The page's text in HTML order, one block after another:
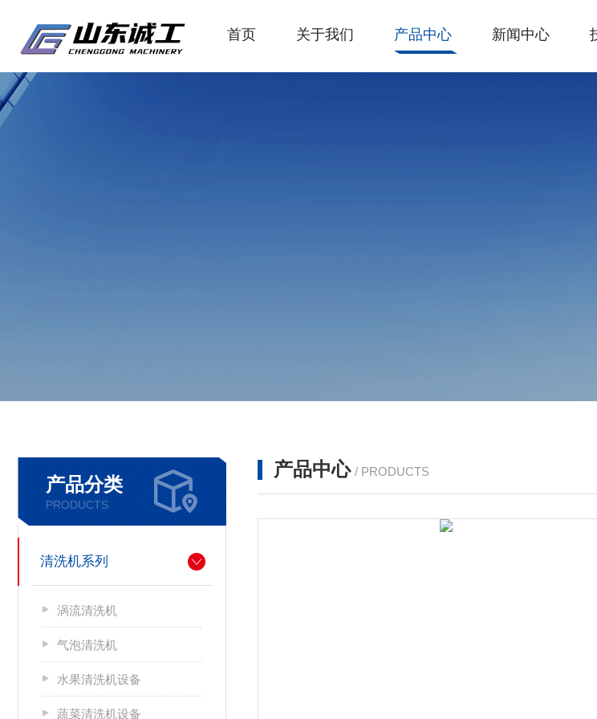
首页 关于我们 产品中心 新闻中心
产品分类
PRODUCTS
清洗机系列
涡流清洗机
气泡清洗机
水果清洗机设备
蔬菜清洗机设备
产品中心 / PRODUCTS